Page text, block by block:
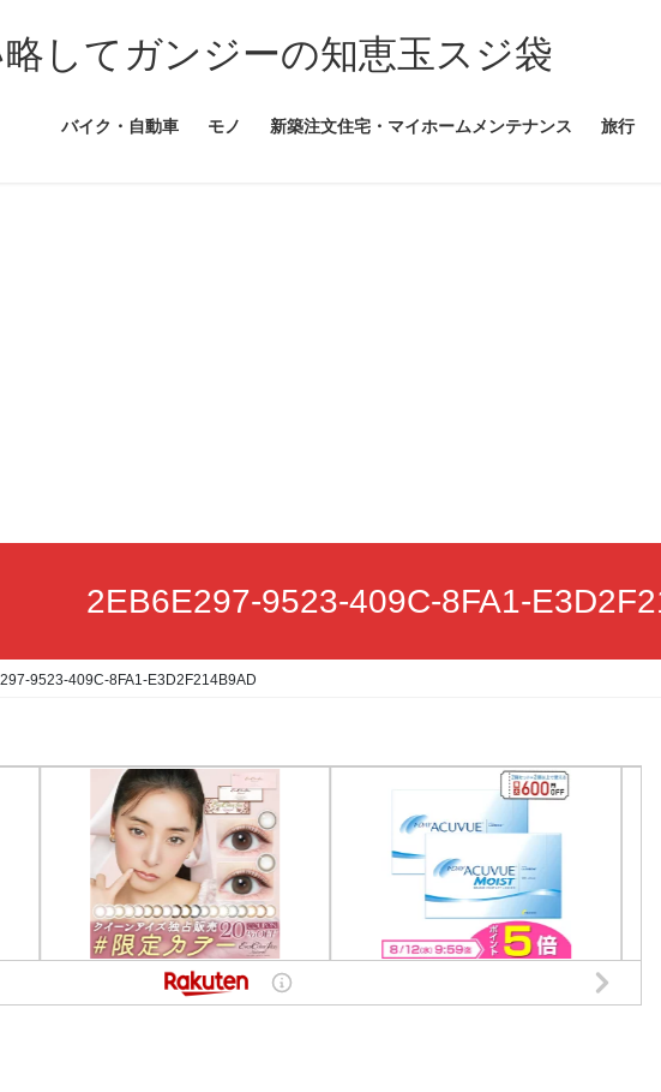
してガンジーの知恵玉スジ袋
バイク・自動車 モノ 新築注文住宅・マイホームメンテナンス 旅行
2EB6E297-9523-409C-8FA1-
9523-409C-8FA1-E3D2F214B9AD